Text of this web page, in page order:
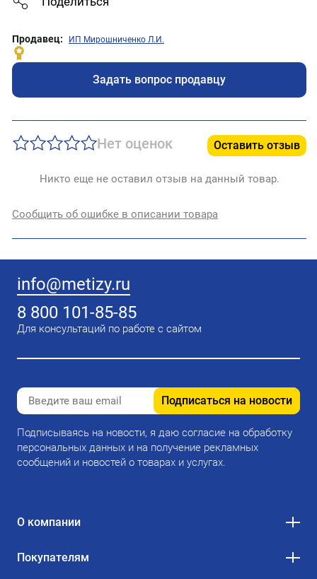
Продавец: ИП Мирошниченко Л.И.
Задать вопрос продавцу
Нет оценок Оставить отзыв
Никто еще не оставил отзыв на данный товар.
Сообщить об ошибке в описании товара
info@metizy.ru
8 800 101-85-85
Для консультаций по работе с сайтом
Подписаться на новости
Подписываясь на новости, я даю согласие на обработку
персональных данных и на получение рекламных
сообщений и новостей о товарах и услугах.
О компании
Покупателям